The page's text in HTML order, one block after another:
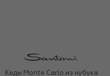
Кеды Monte Carlo из нубука